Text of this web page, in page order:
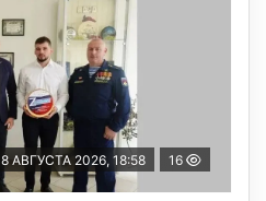
8 АВГУСТА 2026, 18:58 16